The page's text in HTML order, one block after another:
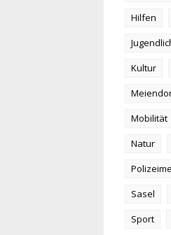
Hilfen
Kultur
Mobilität
Natur
Sasel
Sport